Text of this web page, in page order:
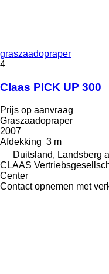
graszaadopraper
4
Claas PICK UP 300
Prijs op aanvraag
Graszaadopraper
2007
Afdekking 3 m
Duitsland, Landsberg
CLAAS
Center
Contact opnemen met